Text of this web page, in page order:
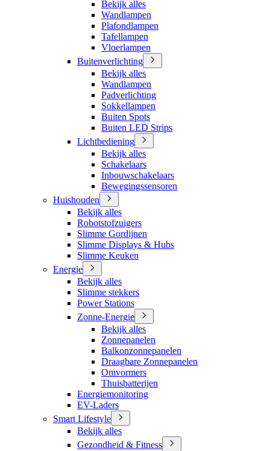
Bekijk alles
Wandlampen
Plafondlampen
Tafellampen
Vloerlampen
Buitenverlichting
Bekijk alles
Wandlampen
Padverlichting
Sokkellampen
Buiten Spots
Buiten LED Strips
Lichtbediening
Bekijk alles
Schakelaars
Inbouwschakelaars
Bewegingssensoren
Huishouden
Bekijk alles
Robotstofzuigers
Slimme Gordijnen
Slimme Displays & Hubs
Slimme Keuken
Energie
Bekijk alles
Slimme stekkers
Power Stations
Zonne-Energie
Bekijk alles
Zonnepanelen
Balkonzonnepanelen
Draagbare Zonnepanelen
Omvormers
Thuisbatterijen
Energiemonitoring
EV-Laders
Smart Lifestyle
Bekijk alles
Gezondheid & Fitness